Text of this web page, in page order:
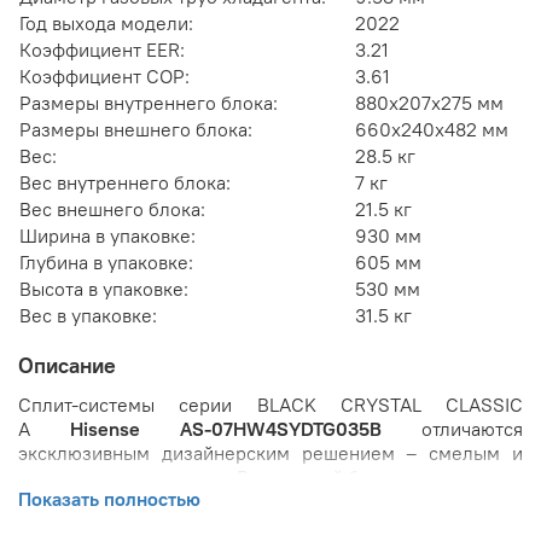
Год выхода модели:
2022
Коэффициент EER:
3.21
Коэффициент COP:
3.61
Размеры внутреннего блока:
880x207x275 мм
Размеры внешнего блока:
660x240x482 мм
Вес:
28.5 кг
Вес внутреннего блока:
7 кг
Вес внешнего блока:
21.5 кг
Ширина в упаковке:
930 мм
Глубина в упаковке:
605 мм
Высота в упаковке:
530 мм
Вес в упаковке:
31.5 кг
Описание
Сплит-системы серии BLACK CRYSTAL CLASSIC
A
Hisense AS-07HW4SYDTG035В
отличаются
эксклюзивным дизайнерским решением – смелым и
выполнен в глубоком глянцевом черном цвете. Такого
Показать полностью